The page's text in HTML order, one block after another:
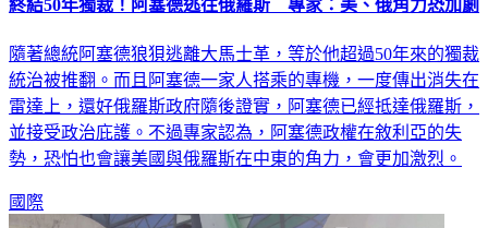
終結50年獨裁！阿塞德逃往俄羅斯 專家：美、俄角力恐加劇
隨著總統阿塞德狼狽逃離大馬士革，等於他超過50年來的獨裁
統治被推翻。而且阿塞德一家人搭乘的專機，一度傳出消失在
雷達上，還好俄羅斯政府隨後證實，阿塞德已經抵達俄羅斯，
並接受政治庇護。不過專家認為，阿塞德政權在敘利亞的失
勢，恐怕也會讓美國與俄羅斯在中東的角力，會更加激烈。
國際